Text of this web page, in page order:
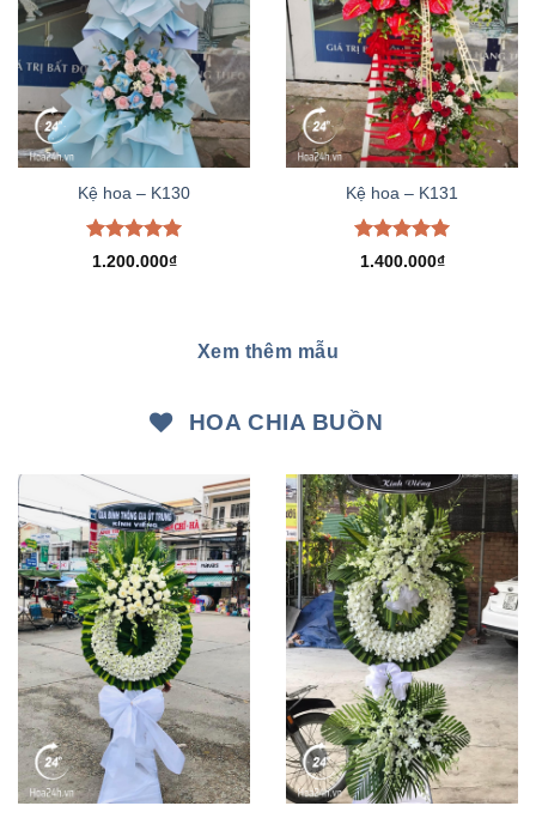
Kệ hoa – K130
Được xếp
1.200.000₫
Kệ hoa – K131
Được xếp
1.400.000₫
Xem thêm mẫu
HOA CHIA BUỒN